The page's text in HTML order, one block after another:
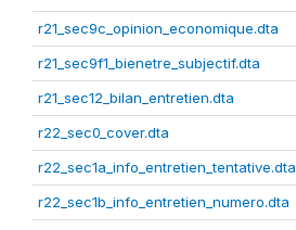
r21_sec9c_opinion_economique.dta
r21_sec9f1_bienetre_subjectif.dta
r21_sec12_bilan_entretien.dta
r22_sec0_cover.dta
r22_sec1a_info_entretien_tentative.dta
r22_sec1b_info_entretien_numero.dta